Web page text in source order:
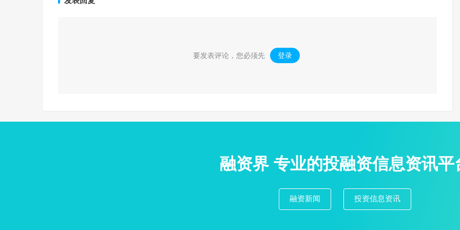
要发表评论，您必须先 登录 。
融资界 专业的投融资信息资讯平
融资新闻 投资信息资讯